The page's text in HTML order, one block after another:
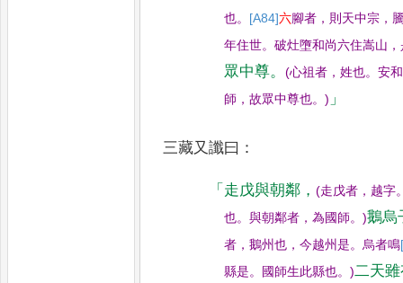
也。 [A84]六腳者 ， 則天中宗 ，
年住世。破灶墮和尚六住嵩山 ，
眾中尊。(心祖者 ，姓也。安
師 ，故眾中尊也。) 」
三藏又讖曰 ：
「 走戊與朝鄰 ，(走戊者 ， 越字
也。與朝鄰者 ，為國師。)鵝烏
者 ，鵝州也 ，今越州是。烏者鳴
縣是。 國師生此縣也。)二天